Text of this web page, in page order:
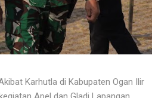
Karhutla di Kabupaten Ogan Ilir